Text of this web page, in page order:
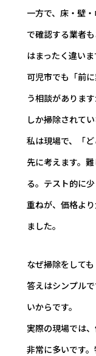
一方で、床・壁
で確認する業者
はまったく違いま
可児市でも「前
う相談がありま
しか掃除されて
私は現場で、「
先に考えます。
る。テスト的に
重ねが、価格よ
ました。
なぜ掃除をして
答えはシンプル
いからです。
実際の現場では
非常に多いです